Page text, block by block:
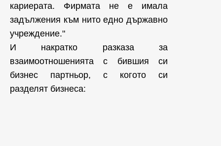
кариерата. Фирмата не е имала
задължения към нито едно държавно
учреждение."
И накратко разказа за
взаимоотношенията с бившия си
бизнес партньор, с когото си
разделят бизнеса: